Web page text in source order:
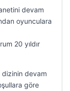
devam
oyunculara
20 yıldır
dizinin devam
göre